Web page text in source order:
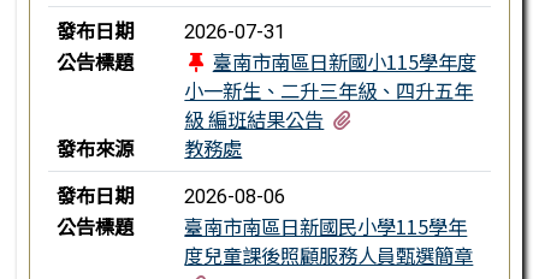
發布日期
2026-07-31
公告標題
臺南市南區日新國小115學年度
小一新生、二升三年級、四升五年
級 編班結果公告
發布來源
教務處
發布日期
2026-08-06
公告標題
臺南市南區日新國民小學115學年
度兒童課後照顧服務人員甄選簡章